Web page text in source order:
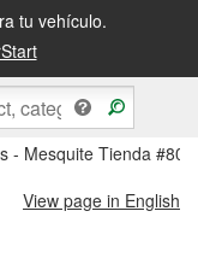
tu vehículo.
en la tienda
- Mesquite Tienda #806
View page in English